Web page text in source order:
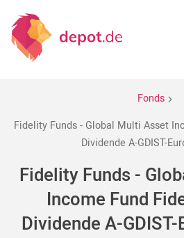
Fonds
Fidelity Funds - Global Multi Asset
Dividende A-GDIST-
Fidelity Funds -
Income Fund
Dividende A-